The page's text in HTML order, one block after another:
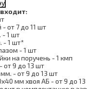
от 7 до 11 шт
- 1 шт
- 1 шт*
- 1 шт
на поручень - 1 кмп
от 9 до 13 шт
- от 9 до 13 шт
мм хвоя АБ - от 9 до